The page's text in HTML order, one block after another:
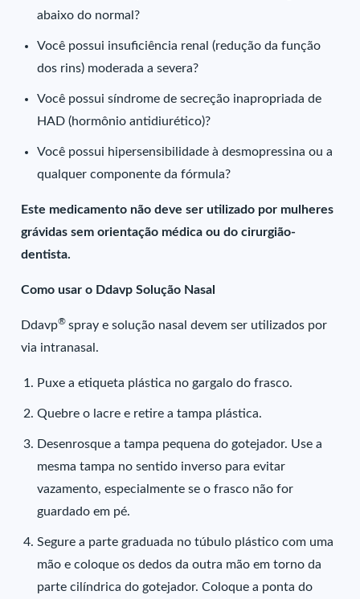
abaixo do normal?
Você possui insuficiência renal (redução da função
dos rins) moderada a severa?
Você possui síndrome de secreção inapropriada de
HAD (hormônio antidiurético)?
Você possui hipersensibilidade à desmopressina ou a
qualquer componente da fórmula?
Este medicamento não deve ser utilizado por mulheres
grávidas sem orientação médica ou do cirurgião-
dentista.
Como usar o Ddavp Solução Nasal
Ddavp® spray e solução nasal devem ser utilizados por
via intranasal.
Puxe a etiqueta plástica no gargalo do frasco.
Quebre o lacre e retire a tampa plástica.
Desenrosque a tampa pequena do gotejador. Use a
mesma tampa no sentido inverso para evitar
vazamento, especialmente se o frasco não for
guardado em pé.
Segure a parte graduada no túbulo plástico com uma
mão e coloque os dedos da outra mão em torno da
parte cilíndrica do gotejador. Coloque a ponta do